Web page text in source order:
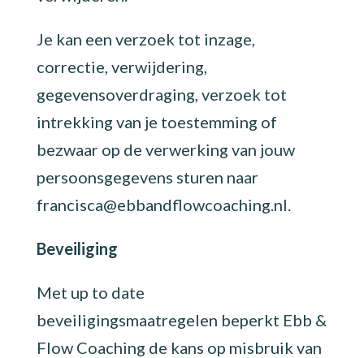
Je kan een verzoek tot inzage,
correctie, verwijdering,
gegevensoverdraging, verzoek tot
intrekking van je toestemming of
bezwaar op de verwerking van jouw
persoonsgegevens sturen naar
francisca@ebbandflowcoaching.nl.
Beveiliging
Met up to date
beveiligingsmaatregelen beperkt Ebb &
Flow Coaching de kans op misbruik van